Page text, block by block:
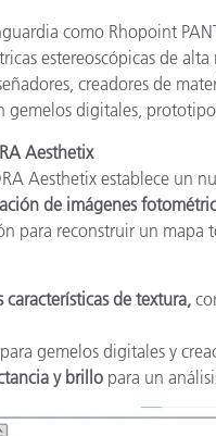
como Rhopoint
estereoscópicas de
creadores de
gemelos digitales,
Aesthetix
Aesthetix establece un
de imágenes
para reconstruir un
de textura,
para gemelos digitales y
y brillo para un